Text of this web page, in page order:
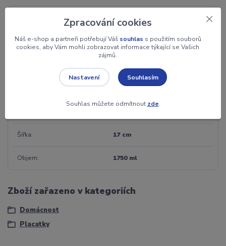
Handlosfera
Materiál nerez ocel
30 cm
Šířka 17 cm
Objem 1750 ml
Zboží zařazeno v kategoriích
Domácnost
Placatky
Zpracování cookies
Náš e-shop a partneři potřebují Váš souhlas s použitím souborů
cookies, aby Vám mohli zobrazovat informace týkající se Vašich
zájmů.
Nastavení Souhlasím
Souhlas můžete odmítnout zde.